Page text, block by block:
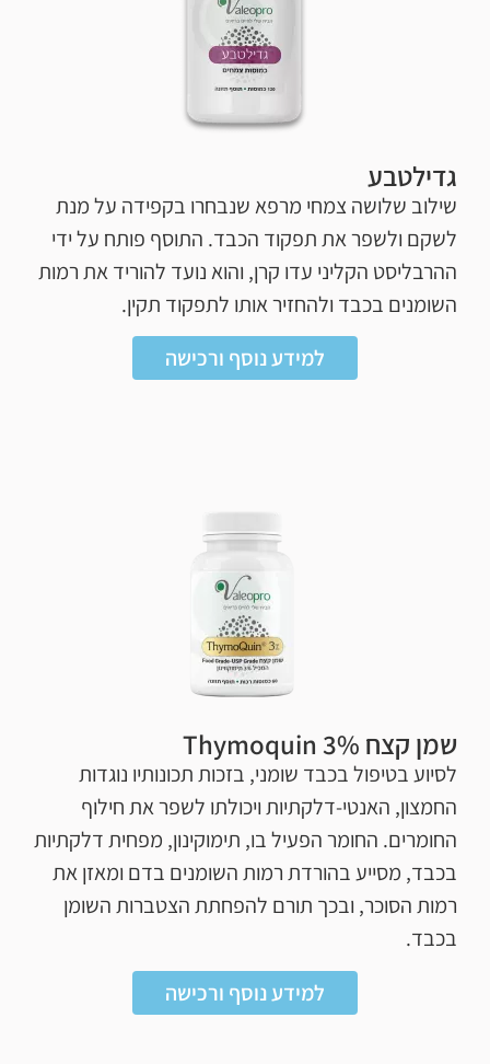
גדילטבע
שילוב שלושה צמחי מרפא שנבחרו בקפידה על מנת
לשקם ולשפר את תפקוד הכבד. התוסף פותח על ידי
ההרבליסט הקליני עדו קרן, והוא נועד להוריד את רמות
השומנים בכבד ולהחזיר אותו לתפקוד תקין.
למידע נוסף ורכישה
שמן קצח Thymoquin 3%
לסיוע בטיפול בכבד שומני, בזכות תכונותיו נוגדות
החמצון, האנטי-דלקתיות ויכולתו לשפר את חילוף
החומרים. החומר הפעיל בו, תימוקינון, מפחית דלקתיות
בכבד, מסייע בהורדת רמות השומנים בדם ומאזן את
רמות הסוכר, ובכך תורם להפחתת הצטברות השומן
בכבד.
למידע נוסף ורכישה